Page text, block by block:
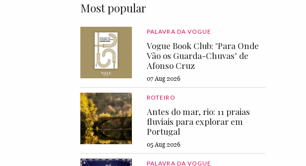
Most popular
PALAVRA DA VOGUE
Vogue Book Club: "Para Onde
Vão os Guarda-Chuvas" de
Afonso Cruz
07 Aug 2026
ROTEIRO
Antes do mar, rio: 11 praias
fluviais para explorar em
Portugal
05 Aug 2026
PALAVRA DA VOGUE